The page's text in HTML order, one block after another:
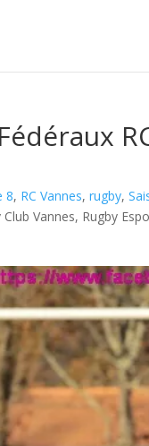
8, RC Vannes,rugby,
Club Vannes, Rugby